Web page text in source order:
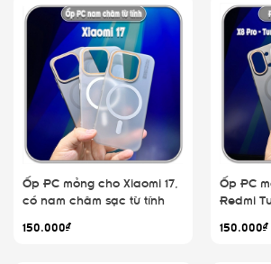
Ốp PC mỏng cho Xiaomi 17,
có nam châm sạc từ tính
150.000₫
Ốp PC
Redmi
châm
150.000₫